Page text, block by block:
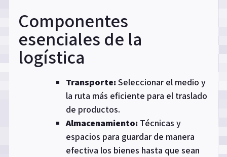
Componentes
esenciales de la
logística
Transporte: Seleccionar el medio y
la ruta más eficiente para el traslado
de productos.
Almacenamiento: Técnicas y
espacios para guardar de manera
efectiva los bienes hasta que sean